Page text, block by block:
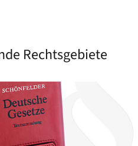
Rechtsgebiete